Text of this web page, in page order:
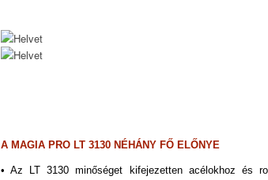
A MAGIA PRO LT 3130 NÉHÁNY FŐ ELŐNYE
• Az LT 3130 minőséget kifejezetten acélokhoz és